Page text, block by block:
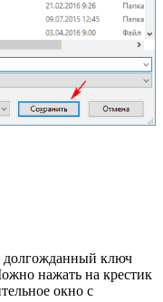
ключ
нажать на крестик
окно с